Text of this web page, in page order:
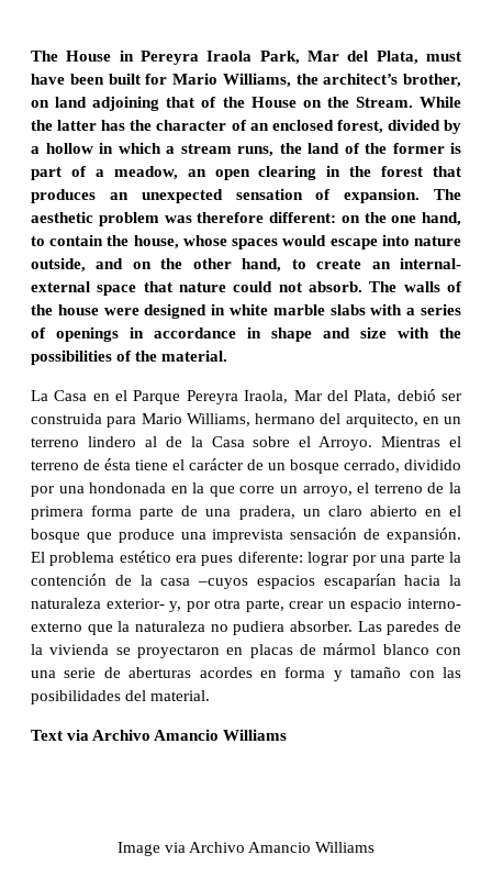
The House in Pereyra Iraola Park, Mar del Plata, must
have been built for Mario Williams, the architect’s brother,
on land adjoining that of the House on the Stream. While
the latter has the character of an enclosed forest, divided by
a hollow in which a stream runs, the land of the former is
part of a meadow, an open clearing in the forest that
produces an unexpected sensation of expansion. The
aesthetic problem was therefore different: on the one hand,
to contain the house, whose spaces would escape into nature
outside, and on the other hand, to create an internal-
external space that nature could not absorb. The walls of
the house were designed in white marble slabs with a series
of openings in accordance in shape and size with the
possibilities of the material.
La Casa en el Parque Pereyra Iraola, Mar del Plata, debió ser
construida para Mario Williams, hermano del arquitecto, en un
terreno lindero al de la Casa sobre el Arroyo. Mientras el
terreno de ésta tiene el carácter de un bosque cerrado, dividido
por una hondonada en la que corre un arroyo, el terreno de la
primera forma parte de una pradera, un claro abierto en el
bosque que produce una imprevista sensación de expansión.
El problema estético era pues diferente: lograr por una parte la
contención de la casa –cuyos espacios escaparían hacia la
naturaleza exterior- y, por otra parte, crear un espacio interno-
externo que la naturaleza no pudiera absorber. Las paredes de
la vivienda se proyectaron en placas de mármol blanco con
una serie de aberturas acordes en forma y tamaño con las
posibilidades del material.
Text via Archivo Amancio Williams
Image via Archivo Amancio Williams